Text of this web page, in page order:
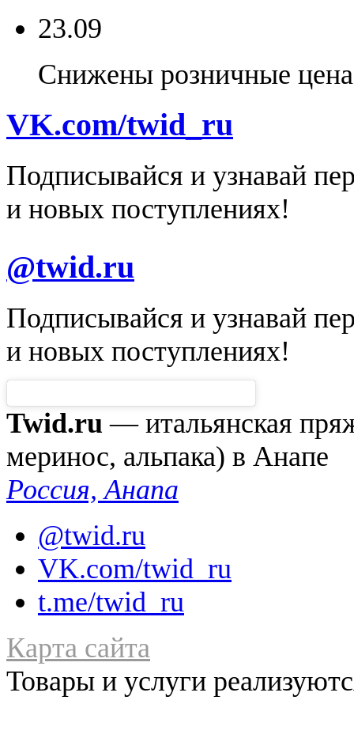
23.09
Снижены розничные
VK.com/twid_ru
Подписывайся и узнавай
и новых поступлениях!
@twid.ru
Подписывайся и узнавай
и новых поступлениях!
Twid.ru — итальянская
меринос, альпака) в Анапе
Россия, Анапа
@twid.ru
VK.com/twid_ru
t.me/twid_ru
Карта сайта
Товары и услуги